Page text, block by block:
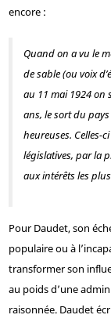
encore :
Quand on a vu le
de sable (ou voix
au 11 mai 1924 on
ans, le sort du
heureuses. Celles-
législatives, par la
aux intérêts les
Pour Daudet, son
populaire ou à
transformer son
au poids d’une
raisonnée. Daudet